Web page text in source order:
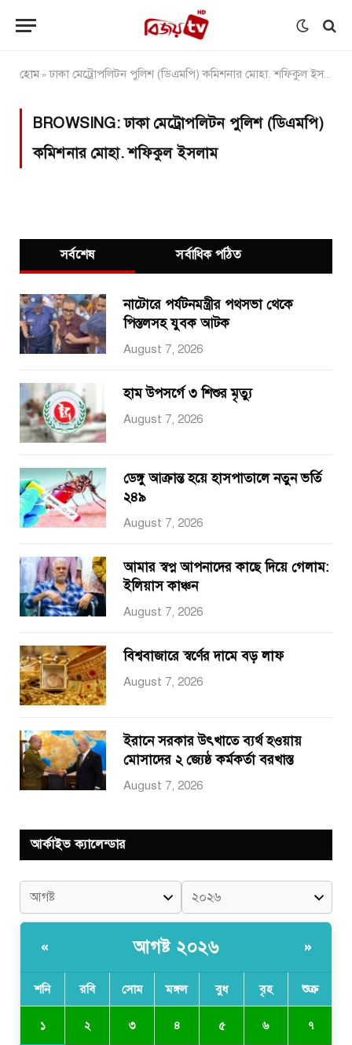
হোম»ঢাকা মেট্রোপলিটন পুলিশ (ডিএমপি) কমিশনার মোহা. শফিকুল ইসলাম
BROWSING:ঢাকা মেট্রোপলিটন পুলিশ (ডিএমপি)
কমিশনার মোহা. শফিকুল ইসলাম
সর্বশেষ সর্বাধিক পঠিত
নাটোরে পর্যটনমন্ত্রীর পথসভা থেকে
পিস্তলসহ যুবক আটক
August 7, 2026
হাম উপসর্গে ৩ শিশুর মৃত্যু
August 7, 2026
ডেঙ্গু আক্রান্ত হয়ে হাসপাতালে নতুন ভর্তি
২৪৯
August 7, 2026
আমার স্বপ্ন আপনাদের কাছে দিয়ে গেলাম:
ইলিয়াস কাঞ্চন
August 7, 2026
বিশ্ববাজারে স্বর্ণের দামে বড় লাফ
August 7, 2026
ইরানে সরকার উৎখাতে ব্যর্থ হওয়ায়
মোসাদের ২ জ্যেষ্ঠ কর্মকর্তা বরখাস্ত
August 7, 2026
আর্কাইভ ক্যালেন্ডার
« আগষ্ট ২০২৬ »
শনি রবি সোম মঙ্গল বুধ বৃহ শুক্র
১ ২ ৩ ৪ ৫ ৬ ৭